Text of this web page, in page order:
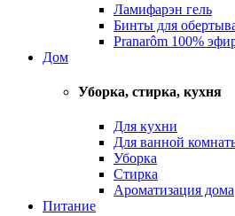
Ламифарэн гель
Бинты для
Pranarôm 100%
Дом
Уборка, стирка, кухня
Для кухни
Для ванной
Уборка
Стирка
Ароматизация дома
Питание